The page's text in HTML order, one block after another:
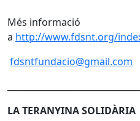
Més informació
a http://www.fdsnt.org/
fdsntfundacio@gmail.com
LA TERANYINA SOLIDÀRIA